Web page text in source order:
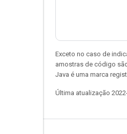
Exceto no caso de
amostras de código
Java é uma marca
Última atualização